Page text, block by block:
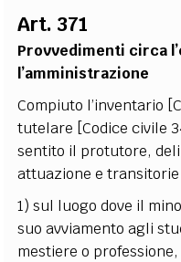
Art. 371
Provvedimenti circa
l’amministrazione
Compiuto l’inventario
tutelare [Codice civile
sentito il protutore,
attuazione e
1) sul luogo dove il
suo avviamento agli
mestiere o